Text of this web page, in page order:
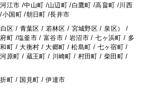
江市 /中山町 /山辺町 /白鷹町 /高畠町 /川西
小国町 /朝日町 /長井市
区 / 青葉区 / 若林区 / 宮城野区 / 泉区） /
町 /塩釜市 / 富谷市 / 岩沼市 / 七ヶ浜町 / 多
町 / 大衡村 / 大郷町 /松島町 / 七ヶ宿町 /
原町 / 蔵王町 / 川崎町 / 村田町 / 柴田町 /
町 / 国見町 / 伊達市